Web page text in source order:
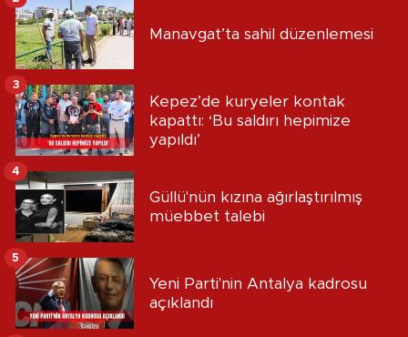
Manavgat’ta sahil düzenlemesi
Kepez’de kuryeler kontak
kapattı: ‘Bu saldırı hepimize
yapıldı’
3
Güllü'nün kızına ağırlaştırılmış
müebbet talebi
4
Yeni Parti'nin Antalya kadrosu
açıklandı
5